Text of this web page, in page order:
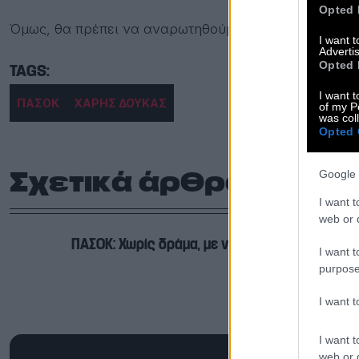
Opted
I want
Opted
I want
of my
was
Opted
Google
I want
web or
I want
I want
I want
Όμως, θα πρέπει να αναρωτηθούμε: Μήπως τελικά ο
ΠΑΣΟΚ ΧΑΡΗΣ ΔΟΥΚΑΣ
Σχετικά άρθρα
ΠΑΣΟΚ: Χωρίς δράμα, με νέο πρωταγωνιστή